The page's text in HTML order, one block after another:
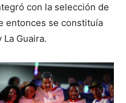
con la selección de
entonces se constituía
Guaira.